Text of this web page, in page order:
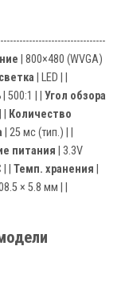
| 800×480 (WVGA)
| LED | |
| 500:1 | | Угол обзора
Количество
| 25 мс (тип.) | |
питания | 3.3V
| Темп. хранения
× 5.8 мм | |